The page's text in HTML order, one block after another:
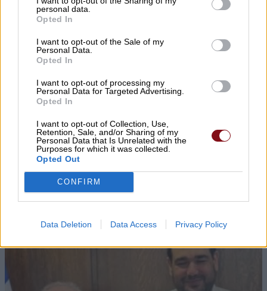
personal data.
Opted In
I want to opt-out of the Sale of my
Personal Data.
Opted In
I want to opt-out of processing my
Personal Data for Targeted Advertising.
Opted In
I want to opt-out of Collection, Use,
Retention, Sale, and/or Sharing of my
Personal Data that Is Unrelated with the
Purposes for which it was collected.
Opted Out
CONFIRM
Data Deletion Data Access Privacy Policy
▌ΤΕΛΕΥΤΑΙΑ ΝΕΑ